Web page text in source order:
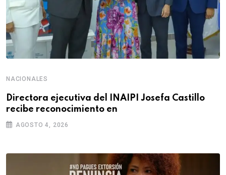
NACIONALES
Directora ejecutiva del INAIPI Josefa Castillo
recibe reconocimiento en
AGOSTO 4, 2026